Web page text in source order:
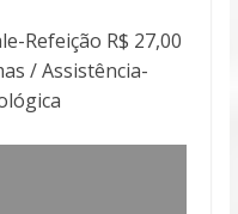
Refeição R$ 27,00
/ Assistência-